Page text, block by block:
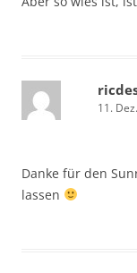
11.
Danke für den
lassen